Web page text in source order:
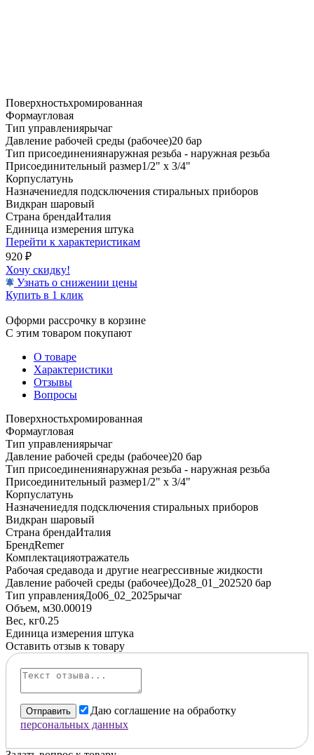
Поверхностьхромированная
Формаугловая
Тип управлениярычаг
Давление рабочей среды (рабочее)20 бар
Тип присоединениянаружная резьба - наружная резьба
Присоединительный размер1/2" х 3/4"
Корпуслатунь
Назначениедля подсключения стиральных приборов
Видкран шаровый
Страна брендаИталия
Единица измерения штука
Перейти к характеристикам
920 ₽
Хочу скидку!
Узнать о снижении цены
Купить в 1 клик
Оформи рассрочку в корзине
С этим товаром покупают
О товаре
Характеристики
Отзывы
Вопросы
Поверхностьхромированная
Формаугловая
Тип управлениярычаг
Давление рабочей среды (рабочее)20 бар
Тип присоединениянаружная резьба - наружная резьба
Присоединительный размер1/2" х 3/4"
Корпуслатунь
Назначениедля подсключения стиральных приборов
Видкран шаровый
Страна брендаИталия
БрендRemer
Комплектацияотражатель
Рабочая средавода и другие неагрессивные жидкости
Давление рабочей среды (рабочее)До28_01_202520 бар
Тип управленияДо06_02_2025рычаг
Объем, м30.00019
Вес, кг0.25
Единица измерения штука
Оставить отзыв к товару
Отправить
Даю соглашение на обработку
персональных данных